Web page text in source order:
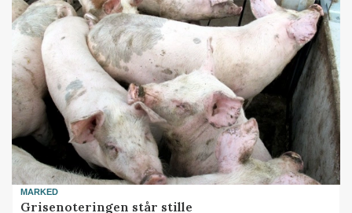
MARKED
Grisenoteringen står stille